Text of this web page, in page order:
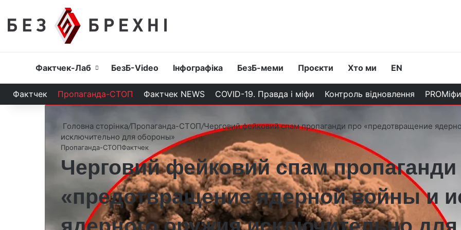
Головна
Фактчек-Лаб БезБ-Video Інфографіка БезБ-меми Проєкти Хто ми EN
Фактчек Пропаганда-СТОП Фактчек NEWS COVID-19. Правда і міфи Контроль відновлення PROМіфи
Головна сторінка/Пропаганда-СТОП/Черговий фейковий спам пропаганди про «предотвращение
исключительно для обороны»
Пропаганда-СТОПФактчек
Черговий фейковий спам
«предотвращение ядерной войны и